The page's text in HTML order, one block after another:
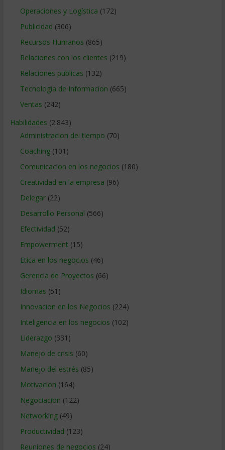
Operaciones y Logística (172)
Publicidad (306)
Recursos Humanos (865)
Relaciones con los clientes (219)
Relaciones publicas (132)
Tecnologia de Informacion (665)
Ventas (242)
Habilidades (2.843)
Administracion del tiempo (70)
Coaching(101)
Comunicacion en los negocios (180)
Creatividad en la empresa (96)
Delegar(22)
Desarrollo Personal (566)
Efectividad (52)
Empowerment (15)
Etica en los negocios (46)
Gerencia de Proyectos (66)
Idiomas (51)
Innovacion en los Negocios (224)
Inteligencia en los negocios (102)
Liderazgo (331)
Manejo de crisis (60)
Manejo del estrés (85)
Motivacion (164)
Negociacion (122)
Networking(49)
Productividad (123)
Reuniones de negocios (24)